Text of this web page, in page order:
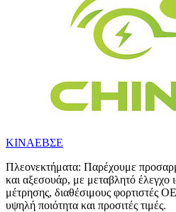
ΚΙΝΑΕΒΣΕ
Πλεονεκτήματα: Παρέχουμε
και αξεσουάρ, με μεταβλητό έλεγχο
μέτρησης, διαθέσιμους φορτιστές
υψηλή ποιότητα και προσιτές τιμές.